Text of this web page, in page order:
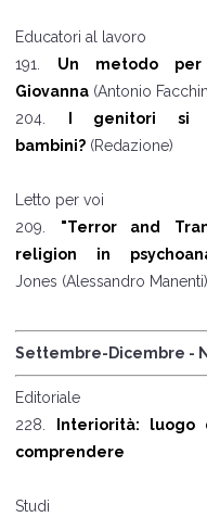
Educatori al lavoro
191. Un metodo
Giovanna (Antonio
204.
I genitori si
bambini? (Redazione)
Letto per voi
209. "Terror and
religion in
Jones (Alessandro Manenti)
Settembre-Dicembre -
Editoriale
228.
Interiorità:
comprendere
Studi